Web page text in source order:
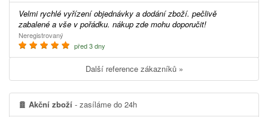
Velmi rychlé vyřízení objednávky a dodání zboží. pečlivě
zabalené a vše v pořádku. nákup zde mohu doporučit!
Neregistrovaný
před 3 dny
Další reference zákazníků »
Akční zboží - zasíláme do 24h